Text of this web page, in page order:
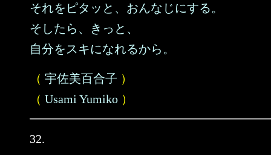
それをピタッと、おんなじにする。
そしたら、きっと、
自分をスキになれるから。
（ 宇佐美百合子 ）
（ Usami Yumiko ）
32.